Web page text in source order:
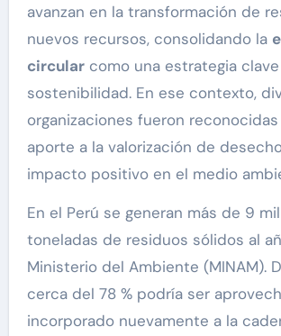
avanzan en la transformación de
nuevos recursos, consolidando la
circularcomo una estrategia clave
sostenibilidad. En ese contexto,
organizaciones fueron
aporte a la valorización de
impacto positivo en el medio
En el Perú se generan más de 9
toneladas de residuos sólidos al
Ministerio del Ambiente (MINAM).
cerca del 78 % podría ser
incorporado nuevamente a la